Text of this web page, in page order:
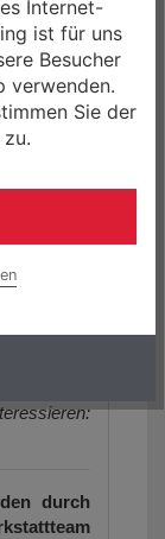
Atlas 8.8
durch
Internet-
ist für uns
Besucher
verwenden.
Sie der